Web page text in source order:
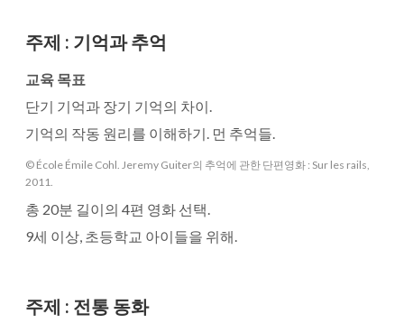
주제 : 기억과 추억
교육 목표
단기 기억과 장기 기억의 차이.
기억의 작동 원리를 이해하기. 먼 추억들.
© École Émile Cohl. Jeremy Guiter의 추억에 관한 단편영화 : Sur les rails,
2011.
총 20분 길이의 4편 영화 선택.
9세 이상, 초등학교 아이들을 위해.
주제 : 전통 동화